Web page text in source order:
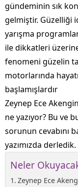
gündeminin sık
gelmiştir. Güzelliği
yarışma
ile dikkatleri
fenomeni güzelin
motorlarında
başlamışlardır
Zeynep Ece
ne yazıyor? Bu ve
sorunun cevabını
yazımızda derledik.
Neler
Zeynep Ece